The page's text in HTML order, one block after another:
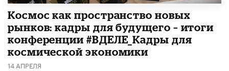
Космос как пространство новых
рынков: кадры для будущего – итоги
конференции #ВДЕЛЕ_Кадры для
космической экономики
14 АПРЕЛЯ